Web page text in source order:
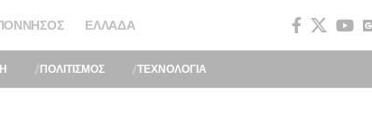
ΕΛΛΆΔΑ
ΠΟΛΙΤΙΣΜΟΣ ΤΕΧΝΟΛΟΓΙΑ